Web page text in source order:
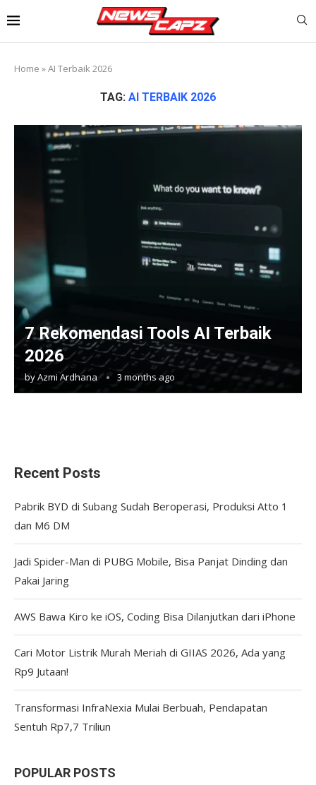
Home »AI Terbaik 2026
TAG: AI TERBAIK 2026
7 Rekomendasi Tools AI Terbaik
2026
byAzmi Ardhana 3 months ago
Recent Posts
Pabrik BYD di Subang Sudah Beroperasi, Produksi Atto 1
dan M6 DM
Jadi Spider-Man di PUBG Mobile, Bisa Panjat Dinding dan
Pakai Jaring
AWS Bawa Kiro ke iOS, Coding Bisa Dilanjutkan dari iPhone
Cari Motor Listrik Murah Meriah di GIIAS 2026, Ada yang
Rp9 Jutaan!
Transformasi InfraNexia Mulai Berbuah, Pendapatan
Sentuh Rp7,7 Triliun
POPULAR POSTS